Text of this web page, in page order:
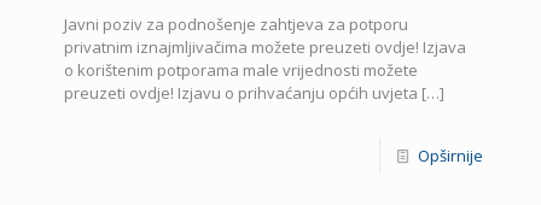
Javni poziv za podnošenje zahtjeva za potporu
privatnim iznajmljivačima možete preuzeti ovdje! Izjava
o korištenim potporama male vrijednosti možete
preuzeti ovdje! Izjavu o prihvaćanju općih uvjeta […]
Opširnije